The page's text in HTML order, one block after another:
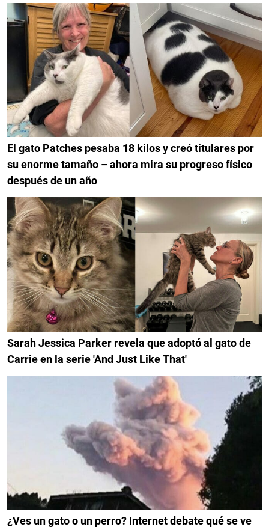
El gato Patches pesaba 18 kilos y creó titulares por
su enorme tamaño – ahora mira su progreso físico
después de un año
Sarah Jessica Parker revela que adoptó al gato de
Carrie en la serie 'And Just Like That'
¿Ves un gato o un perro? Internet debate qué se ve